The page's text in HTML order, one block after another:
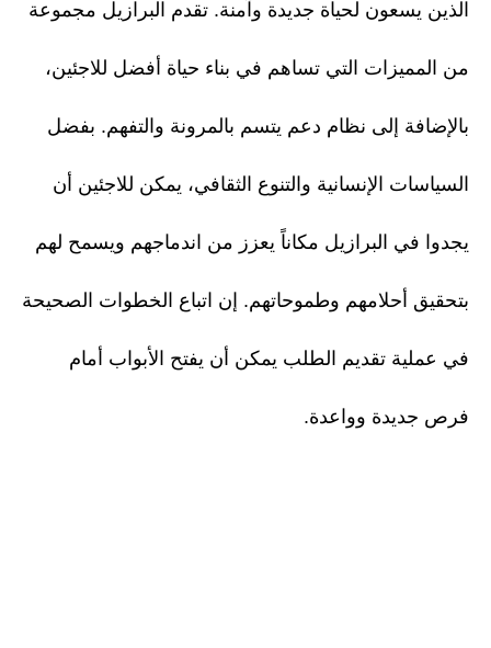
الذين يسعون لحياة جديدة وآمنة. تقدم البرازيل مجموعة
من المميزات التي تساهم في بناء حياة أفضل للاجئين،
بالإضافة إلى نظام دعم يتسم بالمرونة والتفهم. بفضل
السياسات الإنسانية والتنوع الثقافي، يمكن للاجئين أن
يجدوا في البرازيل مكاناً يعزز من اندماجهم ويسمح لهم
بتحقيق أحلامهم وطموحاتهم. إن اتباع الخطوات الصحيحة
في عملية تقديم الطلب يمكن أن يفتح الأبواب أمام
فرص جديدة وواعدة.